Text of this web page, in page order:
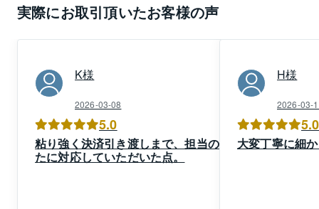
実際にお取引頂いたお客様の声
K様
2026-03-08
5.0
粘り強く決済引き渡しまで、担当のか
たに対応していただいた点。
H様
2026-03-
5.0
大変丁寧に細